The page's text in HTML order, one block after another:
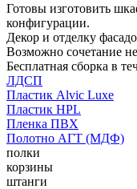
Готовы изготовить
конфигурации.
Декор и отделку
Возможно сочетание
Бесплатная сборка в
ЛДСП
Пластик Alvic Luxe
Пластик HPL
Пленка ПВХ
Полотно АГТ (МДФ)
полки
корзины
штанги